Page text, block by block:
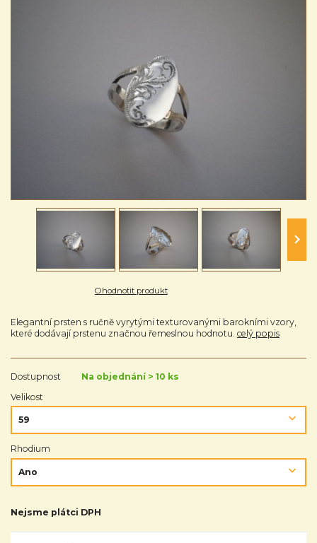
Ohodnotit produkt
Elegantní prsten s ručně vyrytými texturovanými barokními vzory,
které dodávají prstenu značnou řemeslnou hodnotu. celý popis
Dostupnost
Na objednání > 10 ks
Velikost
Rhodium
Nejsme plátci DPH